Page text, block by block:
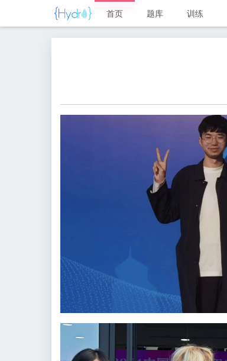
首页 题库 训练